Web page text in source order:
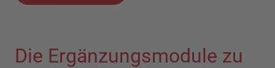
Die Ergänzungsmodule zu